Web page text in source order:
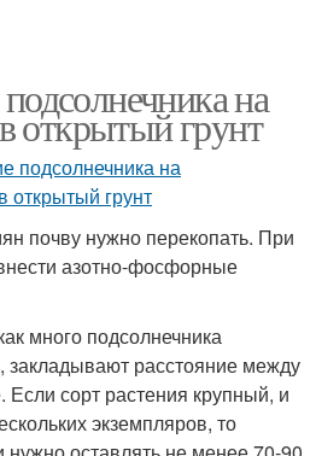
на
открытый грунт
почву нужно перекопать. При
азотно-фосфорные
много подсолнечника
закладывают расстояние между
сорт растения крупный, и
экземпляров, то